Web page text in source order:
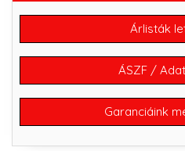
Árlisták
ÁSZF /
Garanciáink